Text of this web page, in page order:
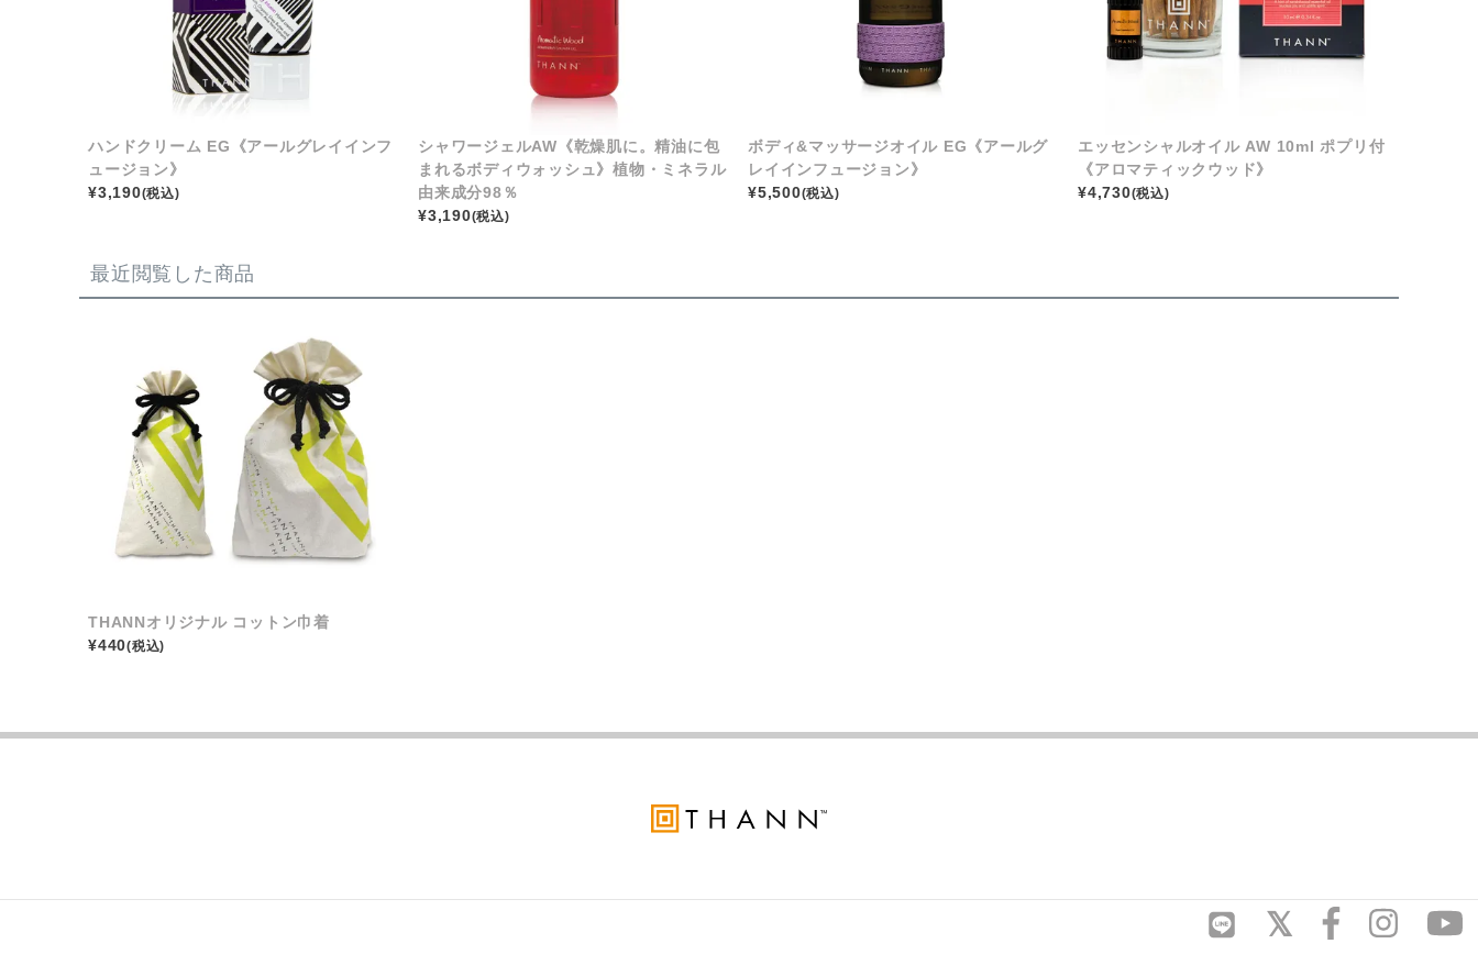
ハンドクリーム EG《アールグレイインフ
ュージョン》
¥3,190(税込)
シャワージェルAW《乾燥肌に。精油に包
まれるボディウォッシュ》植物・ミネラル
由来成分98％
¥3,190(税込)
ボディ&マッサージオイル EG《アールグ
レイインフュージョン》
¥5,500(税込)
エッセンシャルオイル AW 10ml ポプリ付
《アロマティックウッド》
¥4,730(税込)
最近閲覧した商品
THANNオリジナル コットン巾着
¥440(税込)